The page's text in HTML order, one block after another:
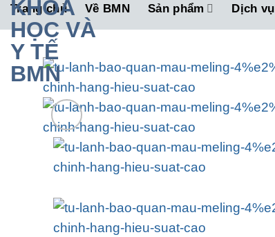
Trang chủ Về BMN Sản phẩm Dịch vụ